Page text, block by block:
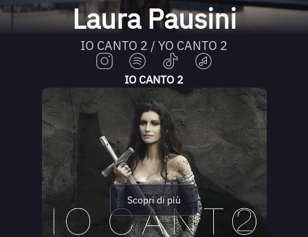
Laura Pausini
IO CANTO 2 / YO CANTO 2
IO CANTO 2
Scopri di più